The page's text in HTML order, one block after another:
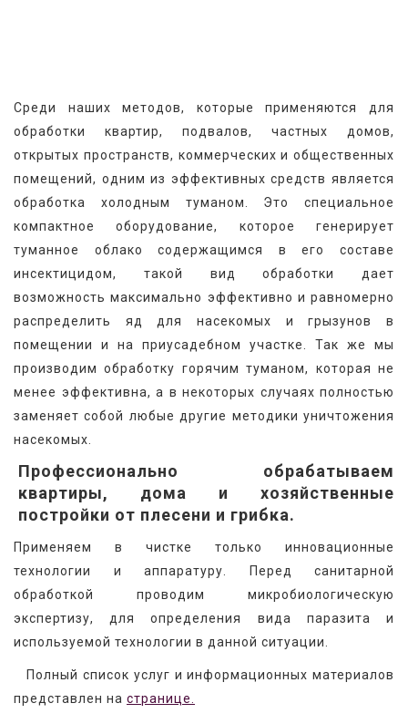
Среди наших методов, которые применяются для
обработки квартир, подвалов, частных домов,
открытых пространств, коммерческих и общественных
помещений, одним из эффективных средств является
обработка холодным туманом. Это специальное
компактное оборудование, которое генерирует
туманное облако содержащимся в его составе
инсектицидом, такой вид обработки дает
возможность максимально эффективно и равномерно
распределить яд для насекомых и грызунов в
помещении и на приусадебном участке. Так же мы
производим обработку горячим туманом, которая не
менее эффективна, а в некоторых случаях полностью
заменяет собой любые другие методики уничтожения
насекомых.
Профессионально обрабатываем
квартиры, дома и хозяйственные
постройки от плесени и грибка.
Применяем в чистке только инновационные
технологии и аппаратуру. Перед санитарной
обработкой проводим микробиологическую
экспертизу, для определения вида паразита и
используемой технологии в данной ситуации.
Полный список услуг и информационных материалов
представлен на странице.